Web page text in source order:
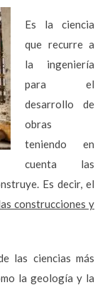
Es la ciencia
que recurre a
la ingeniería
para el
desarrollo de
obras
teniendo en
cuenta las
Es decir, el
construcciones y
las ciencias más
la geología y la